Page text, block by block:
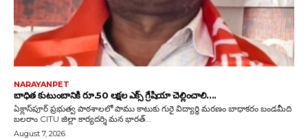
NARAYANPET
బాధిత కుటుంబానికి రూ.50 లక్షల ఎక్స్ గ్రేషియా చెల్లించాలి….
ఏక్లాస్‌పూర్ ప్రభుత్వ పాఠశాలలో పాము కాటుకు గురై విద్యార్థి మరణం బాధాకరం బండమీది
బలరాం CITU జిల్లా కార్యదర్శి మన భారత్...
August 7, 2026